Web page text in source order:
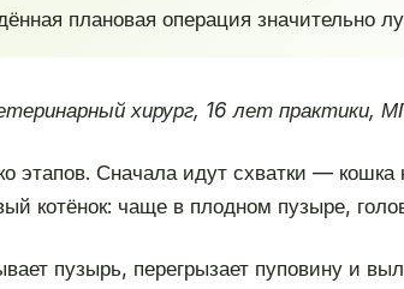
плановая операция значительно
хирург, 16 лет практики,
этапов. Сначала идут схватки —
котёнок: чаще в плодном пузыре,
пузырь, перегрызает пуповину и